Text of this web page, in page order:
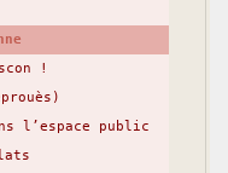
!
l’espace public